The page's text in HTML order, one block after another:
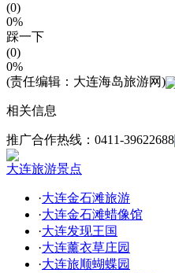
(0)
0%
踩一下
(0)
0%
(责任编辑：大连海岛旅游网)
相关信息
推广合作热线：0411-39622688
大连旅游景点
·大连金石滩旅游
·大连金石滩蜡像馆
·大连发现王国
·大连薰衣草庄园
·大连旅顺蝴蝶园